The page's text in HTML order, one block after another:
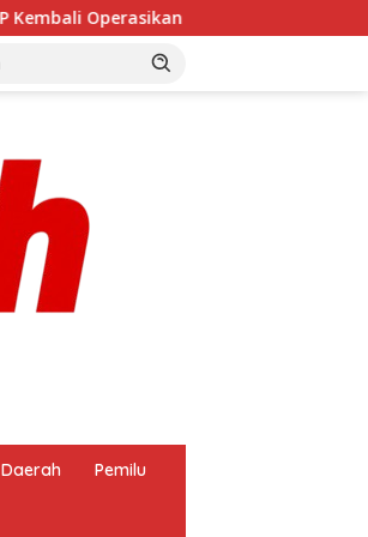
Arang, Apa Kebal Hukum ?
Daerah Pemilu